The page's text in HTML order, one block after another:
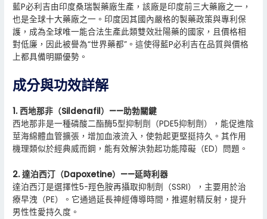
藍P必利吉由印度桑瑞製藥廠生產，該廠是印度前三大藥廠之一，
也是全球十大藥廠之一。印度因其國內嚴格的製藥政策與專利保
護，成為全球唯一能合法生產此類雙效壯陽藥的國家，且價格相
對低廉，因此被譽為“世界藥都”。這使得藍P必利吉在品質與價格
上都具備明顯優勢。
成分與功效詳解
1. 西地那非（Sildenafil）——助勃關鍵
西地那非是一種磷酸二酯酶5型抑制劑（PDE5抑制劑），能促進陰
莖海綿體血管擴張，增加血液流入，使勃起更堅挺持久。其作用
機理類似於經典威而鋼，能有效解決勃起功能障礙（ED）問題。
2. 達泊西汀（Dapoxetine）——延時利器
達泊西汀是選擇性5-羥色胺再攝取抑制劑（SSRI），主要用於治
療早洩（PE）。它通過延長神經傳導時間，推遲射精反射，提升
男性性愛持久度。